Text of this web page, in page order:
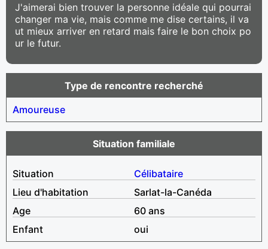
J'aimerai bien trouver la personne idéale qui pourrai
changer ma vie, mais comme me dise certains, il va
ut mieux arriver en retard mais faire le bon choix po
ur le futur.
Type de rencontre recherché
Amoureuse
Situation familiale
Situation
Célibataire
Lieu d'habitation
Sarlat-la-Canéda
Age
60 ans
Enfant
oui